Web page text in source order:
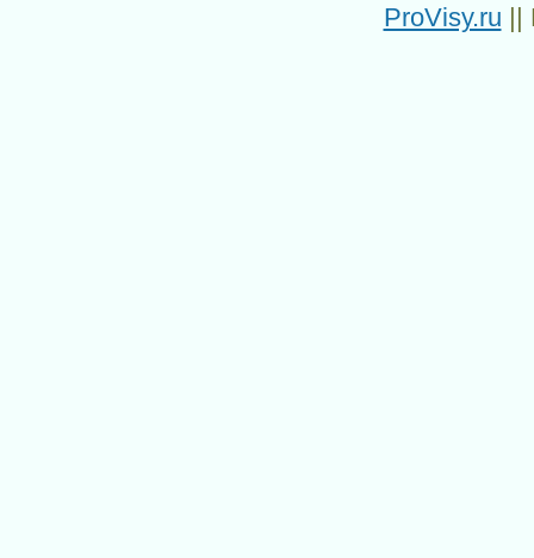
ProVisy.ru ||